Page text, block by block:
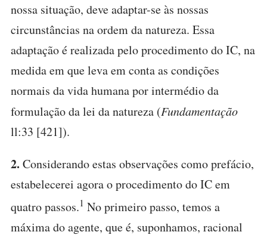
nossa situação, deve adaptar-se às nossas
circunstâncias na ordem da natureza. Essa
adaptação é realizada pelo procedimento do IC, na
medida em que leva em conta as condições
normais da vida humana por intermédio da
formulação da lei da natureza (Fundamentação
ll:33 [421]).
2. Considerando estas observações como prefácio,
estabelecerei agora o procedimento do IC em
quatro passos.1 No primeiro passo, temos a
máxima do agente, que é, suponhamos, racional